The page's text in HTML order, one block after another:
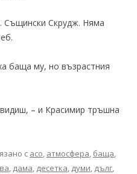
Същински Скрудж. Няма
баща му, но възрастния
– и Красимир тръшна
с асо, атмосфера, баща,
, дама, десетка, думи, дълг,